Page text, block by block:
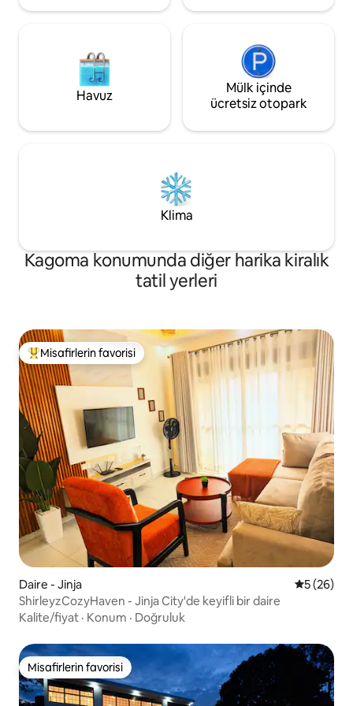
Havuz
Mülk içinde
ücretsiz otopark
Klima
Kagoma konumunda diğer harika kiralık
tatil yerleri
Misafirlerin favorilerinden en beğenilenler arasında
Misafirlerin favorisi
Daire - Jinja 55 (26)
ShirleyzCozyHaven - Jinja City'de keyifli bir daire
Kalite/fiyat · Konum · Doğruluk
Misafirlerin favorisi
Misafirlerin favorisi